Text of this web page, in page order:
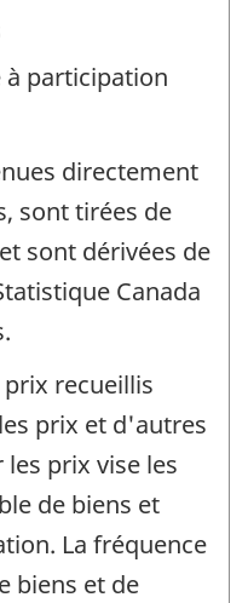
participation
directement
sont tirées de
sont dérivées de
Canada
recueillis
prix et d'autres
prix vise les
de biens et
La fréquence
biens et de